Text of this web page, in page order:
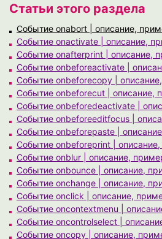
Статьи этого раздела
Событие onabort | описание,
Событие onactivate | описание,
Событие onafterprint | описание,
Событие onbeforeactivate |
Событие onbeforecopy |
Событие onbeforecut | описание,
Событие onbeforedeactivate |
Событие onbeforeeditfocus |
Событие onbeforepaste |
Событие onbeforeprint |
Событие onblur | описание,
Событие onbounce | описание,
Событие onchange | описание,
Событие onclick | описание,
Событие oncontextmenu |
Событие oncontrolselect |
Событие oncopy | описание,